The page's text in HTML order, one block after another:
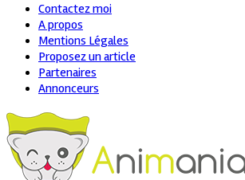
Contactez moi
A propos
Mentions Légales
Proposez un article
Partenaires
Annonceurs